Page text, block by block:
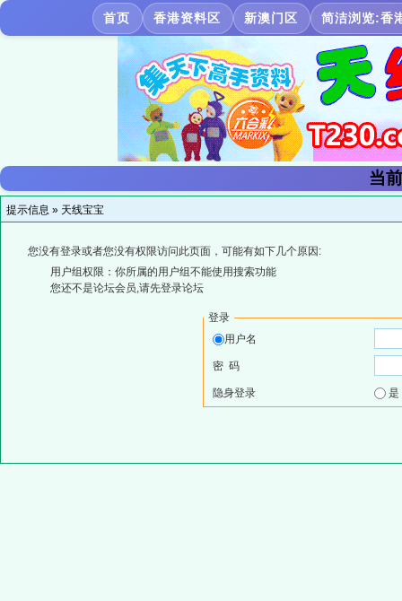
首页 香港资料区 新澳门区 简洁浏览:香
当
提示信息 » 天线宝宝
您没有登录或者您没有权限访问此页面，可能有如下几个原因:
用户组权限：你所属的用户组不能使用搜索功能
您还不是论坛会员,请先登录论坛
登录
用户名
密 码
隐身登录